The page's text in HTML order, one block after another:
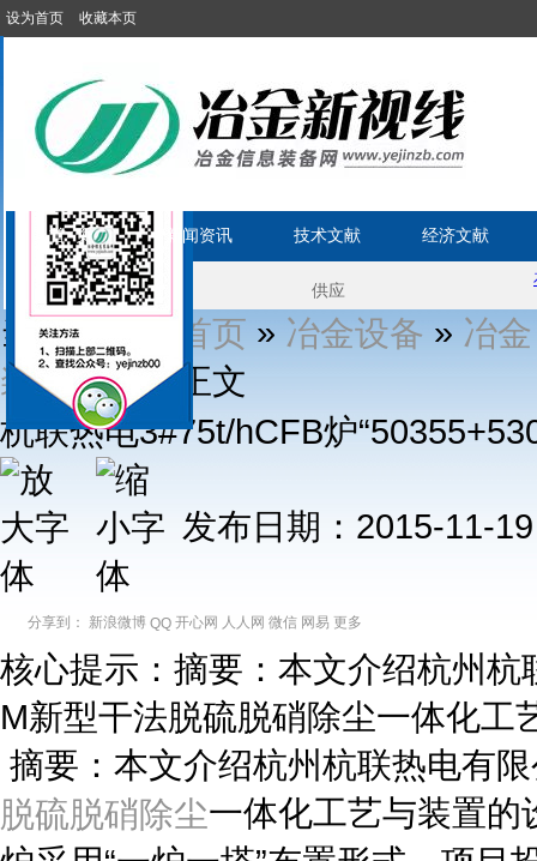
设为首页 收藏本页
首 页 新闻资讯 技术文献 经济文献
当前位置1: 首页 » 冶金设备 » 冶金
装备知识 » 正文
杭联热电3#75t/hCFB炉
发布日期：2015-11-
分享到： 新浪微博 QQ 开心网 人人网 微信 网易 更多
核心提示：摘要：本文介绍杭州
M新型干法脱硫脱硝除尘一体化工
摘要：本文介绍杭州杭联热电有
脱硫脱硝除尘一体化工艺与装置的